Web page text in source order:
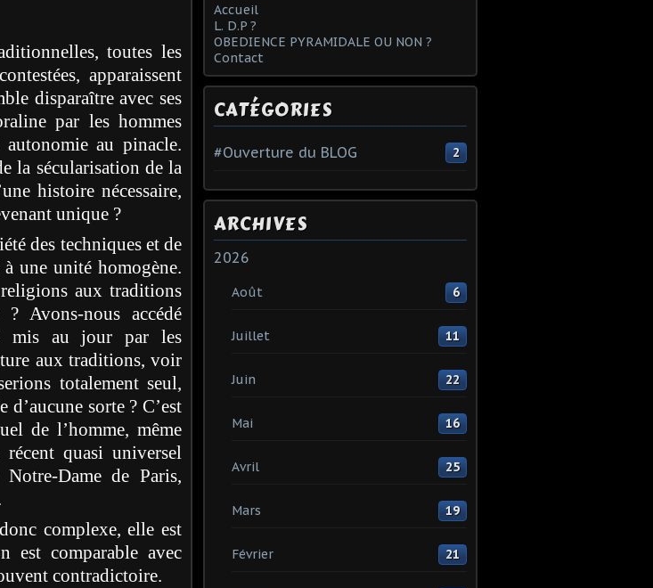
toutes les
apparaissent
disparaître avec ses
par les hommes
au pinacle.
la sécularisation de la
histoire nécessaire,
unique ?
des techniques et de
une unité homogène.
aux traditions
Avons-nous accédé
mis au jour par les
aux traditions, voir
totalement seul,
sorte ? C’est
de l’homme, même
quasi universel
Dame de Paris,
complexe, elle est
est comparable avec
contradictoire.
Accueil
L. D.P ?
OBEDIENCE PYRAMIDALE OU NON ?
Contact
CATÉGORIES
#Ouverture du BLOG 2
ARCHIVES
2026
Août 6
Juillet 11
Juin 22
Mai 16
Avril 25
Mars 19
Février 21